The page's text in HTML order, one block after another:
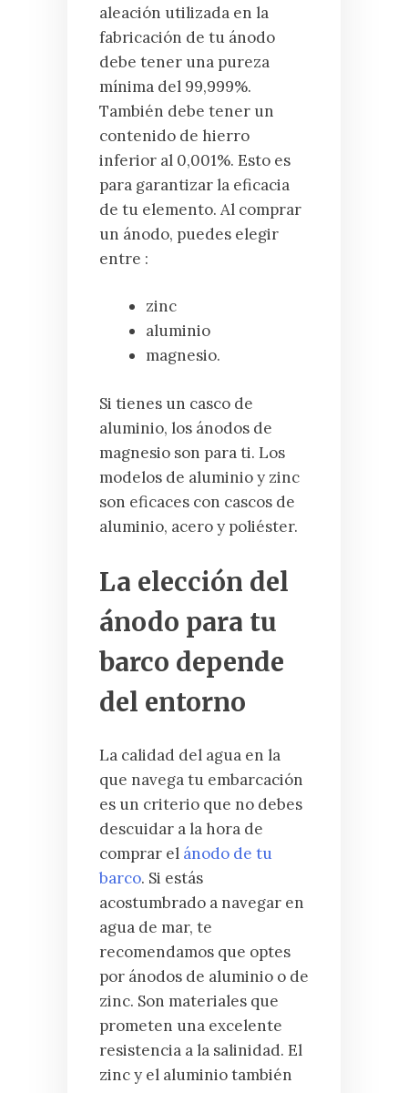
aleación utilizada en la
fabricación de tu ánodo
debe tener una pureza
mínima del 99,999%.
También debe tener un
contenido de hierro
inferior al 0,001%. Esto es
para garantizar la eficacia
de tu elemento. Al comprar
un ánodo, puedes elegir
entre :
zinc
aluminio
magnesio.
Si tienes un casco de
aluminio, los ánodos de
magnesio son para ti. Los
modelos de aluminio y zinc
son eficaces con cascos de
aluminio, acero y poliéster.
La elección del
ánodo para tu
barco depende
del entorno
La calidad del agua en la
que navega tu embarcación
es un criterio que no debes
descuidar a la hora de
comprar el ánodo de tu
barco. Si estás
acostumbrado a navegar en
agua de mar, te
recomendamos que optes
por ánodos de aluminio o de
zinc. Son materiales que
prometen una excelente
resistencia a la salinidad. El
zinc y el aluminio también